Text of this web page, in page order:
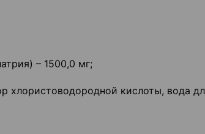
– 1500,0 мг;
хлористоводородной кислоты, вода